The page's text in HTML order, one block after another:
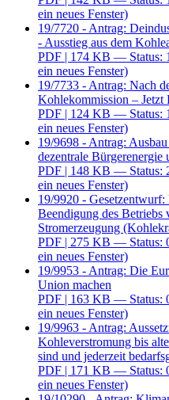
ein neues Fenster)
19/7720 - Antrag:
- Ausstieg aus dem
PDF | 174 KB — Status:
ein neues Fenster)
19/7733 - Antrag: Nach
Kohlekommission – Jetzt
PDF | 124 KB — Status:
ein neues Fenster)
19/9698 - Antrag:
dezentrale Bürgerenergie
PDF | 148 KB — Status:
ein neues Fenster)
19/9920 -
Beendigung des
Stromerzeugung
PDF | 275 KB — Status:
ein neues Fenster)
19/9953 - Antrag: Die
Union machen
PDF | 163 KB — Status:
ein neues Fenster)
19/9963 - Antrag:
Kohleverstromung bis
sind und jederzeit
PDF | 171 KB — Status:
ein neues Fenster)